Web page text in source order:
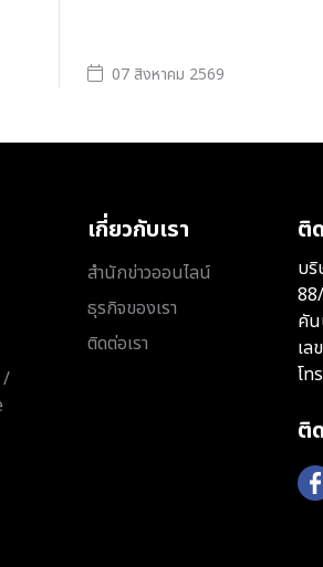
07 สิงหาคม 2569
/
เกี่ยวกับเรา
สำนักข่าวออนไลน์
ธุรกิจของเรา
ติดต่อเรา
ติ
บริ
คัน
เล
โท
ติ